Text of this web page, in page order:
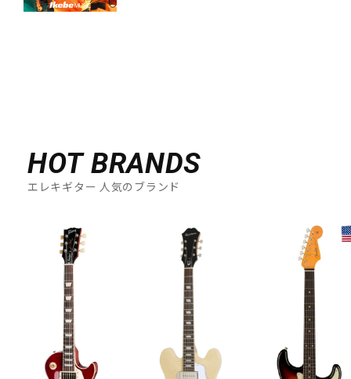
HOT BRANDS
エレキギター 人気のブランド